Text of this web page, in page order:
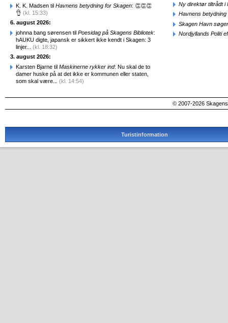
K. K. Madsen til Havnens betydning for Skagen: 👏👏👏
👌 (kl. 15:33)
6. august 2026:
johnna bang sørensen til Poesidag på Skagens Bibliotek:
hAUKU digte, japansk er sikkert ikke kendt i Skagen: 3
linjer... (kl. 18:32)
3. august 2026:
Karsten Bjarne til Maskinerne rykker ind: Nu skal de to
damer huske på at det ikke er kommunen eller staten,
som skal være... (kl. 14:54)
Ny direktør tiltrådt i
Havnens betydning
Skagen Havn
Nordjyllands Politi
© 2007-2026
Turistinformation